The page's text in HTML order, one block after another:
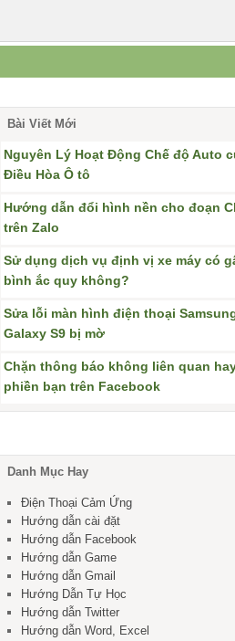
Bài Viết Mới
Nguyên Lý Hoạt Động Chế độ Auto
Điều Hòa Ô tô
Hướng dẫn đổi hình nền cho đoạn
trên Zalo
Sử dụng dịch vụ định vị xe máy có
bình ắc quy không?
Sửa lỗi màn hình điện thoại
Galaxy S9 bị mờ
Chặn thông báo không liên quan
phiền bạn trên Facebook
Danh Mục Hay
Điện Thoại Cảm Ứng
Hướng dẫn cài đặt
Hướng dẫn Facebook
Hướng dẫn Game
Hướng dẫn Gmail
Hướng Dẫn Tự Học
Hướng dẫn Twitter
Hướng dẫn Word, Excel